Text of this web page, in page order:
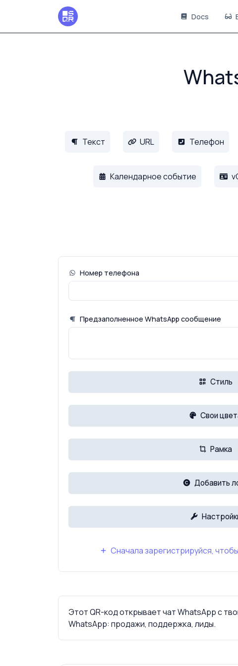
Docs
Текст URL Телефон
Календарное событие
Номер телефона
Предзаполненное WhatsApp сообщение
Стиль
Свои
Рамка
Добавить
Сначала зарегистрируйся,
Этот QR-код открывает чат WhatsApp с
WhatsApp: продажи, поддержка, лиды.